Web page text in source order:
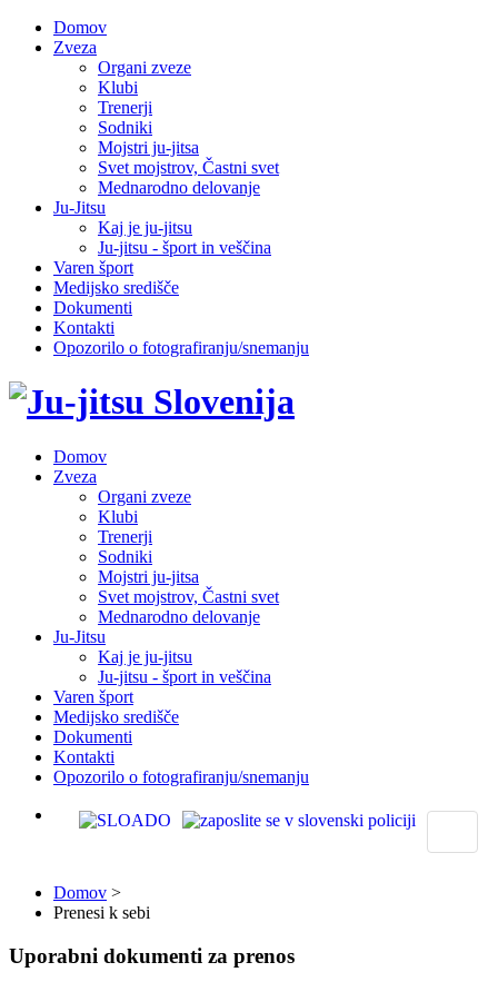
Domov
Zveza
Organi zveze
Klubi
Trenerji
Sodniki
Mojstri ju-jitsa
Svet mojstrov, Častni svet
Mednarodno delovanje
Ju-Jitsu
Kaj je ju-jitsu
Ju-jitsu - šport in veščina
Varen šport
Medijsko središče
Dokumenti
Kontakti
Opozorilo o fotografiranju/snemanju
Domov
Zveza
Organi zveze
Klubi
Trenerji
Sodniki
Mojstri ju-jitsa
Svet mojstrov, Častni svet
Mednarodno delovanje
Ju-Jitsu
Kaj je ju-jitsu
Ju-jitsu - šport in veščina
Varen šport
Medijsko središče
Dokumenti
Kontakti
Opozorilo o fotografiranju/snemanju
Domov >
Prenesi k sebi
Uporabni dokumenti za prenos